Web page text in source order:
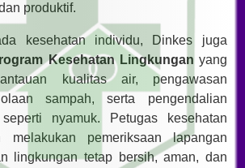
produktif.
kesehatan individu, Dinkes juga
Kesehatan Lingkungan yang
kualitas air, pengawasan
sampah, serta pengendalian
nyamuk. Petugas kesehatan
melakukan pemeriksaan lapangan
lingkungan tetap bersih, aman, dan